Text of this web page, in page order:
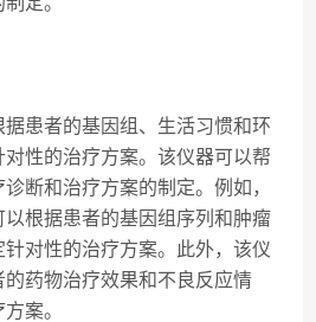
患者的基因组、生活习惯和环
性的治疗方案。该仪器可以帮
断和治疗方案的制定。例如，
根据患者的基因组序列和肿瘤
对性的治疗方案。此外，该仪
药物治疗效果和不良反应情
案。